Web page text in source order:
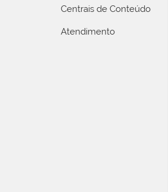
Centrais de Conteúdo
Atendimento